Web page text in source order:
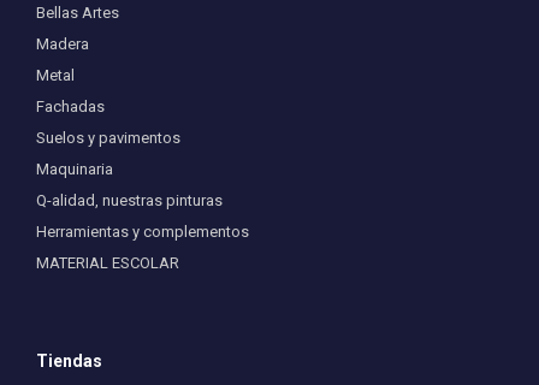
Bellas Artes
Madera
Metal
Fachadas
Suelos y pavimentos
Maquinaria
Q-alidad, nuestras pinturas
Herramientas y complementos
MATERIAL ESCOLAR
Tiendas